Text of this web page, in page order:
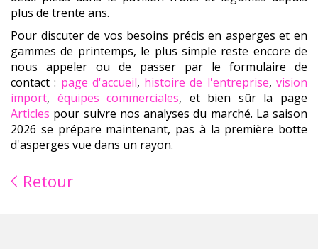
plus de trente ans.
Pour discuter de vos besoins précis en asperges et en
gammes de printemps, le plus simple reste encore de
nous appeler ou de passer par le formulaire de
contact : page d'accueil, histoire de l'entreprise,vision
import, équipes commerciales, et bien sûr la page
Articles pour suivre nos analyses du marché. La saison
2026 se prépare maintenant, pas à la première botte
d'asperges vue dans un rayon.
Retour